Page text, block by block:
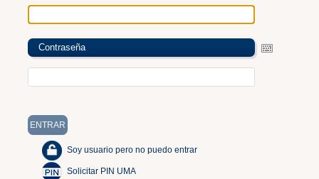
Contraseña
Soy usuario pero no puedo entrar
Solicitar PIN UMA